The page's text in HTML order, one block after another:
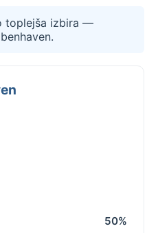
toplejša izbira —
50%